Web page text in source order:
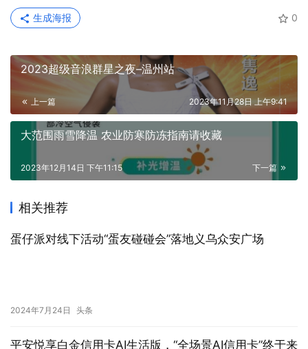
0
生成海报
2023超级音浪群星之夜–温州站
上一篇 2023年11月28日 上午9:41
大范围雨雪降温 农业防寒防冻指南请收藏
下一篇
2023年12月14日 下午11:15
相关推荐
蛋仔派对线下活动“蛋友碰碰会”落地义乌众安广场
2024年7月24日 头条
平安悦享白金信用卡AI生活版，“全场景AI信用卡”终于来